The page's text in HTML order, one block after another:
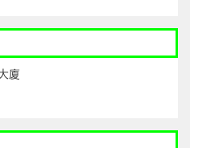
廈